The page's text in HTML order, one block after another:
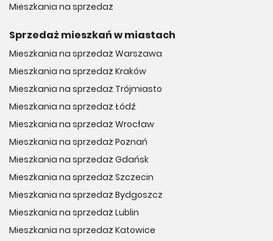
Mieszkania na sprzedaż
Sprzedaż mieszkań w miastach
Mieszkania na sprzedaż Warszawa
Mieszkania na sprzedaż Kraków
Mieszkania na sprzedaż Trójmiasto
Mieszkania na sprzedaż Łódź
Mieszkania na sprzedaż Wrocław
Mieszkania na sprzedaż Poznań
Mieszkania na sprzedaż Gdańsk
Mieszkania na sprzedaż Szczecin
Mieszkania na sprzedaż Bydgoszcz
Mieszkania na sprzedaż Lublin
Mieszkania na sprzedaż Katowice